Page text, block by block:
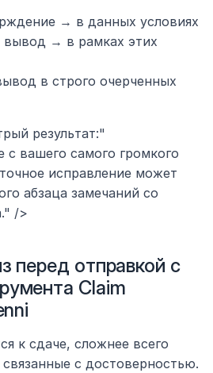
→ в данных условиях
→ в рамках этих
в строго очерченных
результат:"
вашего самого громкого
исправление может
абзаца замечаний со
/>
перед отправкой с
Claim
к сдаче, сложнее всего
с достоверностью.